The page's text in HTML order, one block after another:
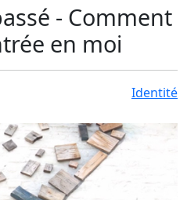
- Comment
en moi
Identité